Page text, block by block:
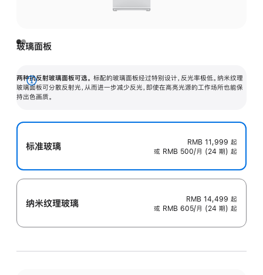
玻璃面板
两种抗反射玻璃面板可选。 标配的玻璃面板经过特别设计，反光率极低。纳米纹理
玻璃面板可分散反射光，从而进一步减少反光，即使在高亮光源的工作场所也能保
持出色画质。
展
开
标准玻璃 RMB 11,999 起
或 RMB 500/月 (24 期) 起
纳米纹理玻璃 RMB 14,499 起
或 RMB 605/月 (24 期) 起